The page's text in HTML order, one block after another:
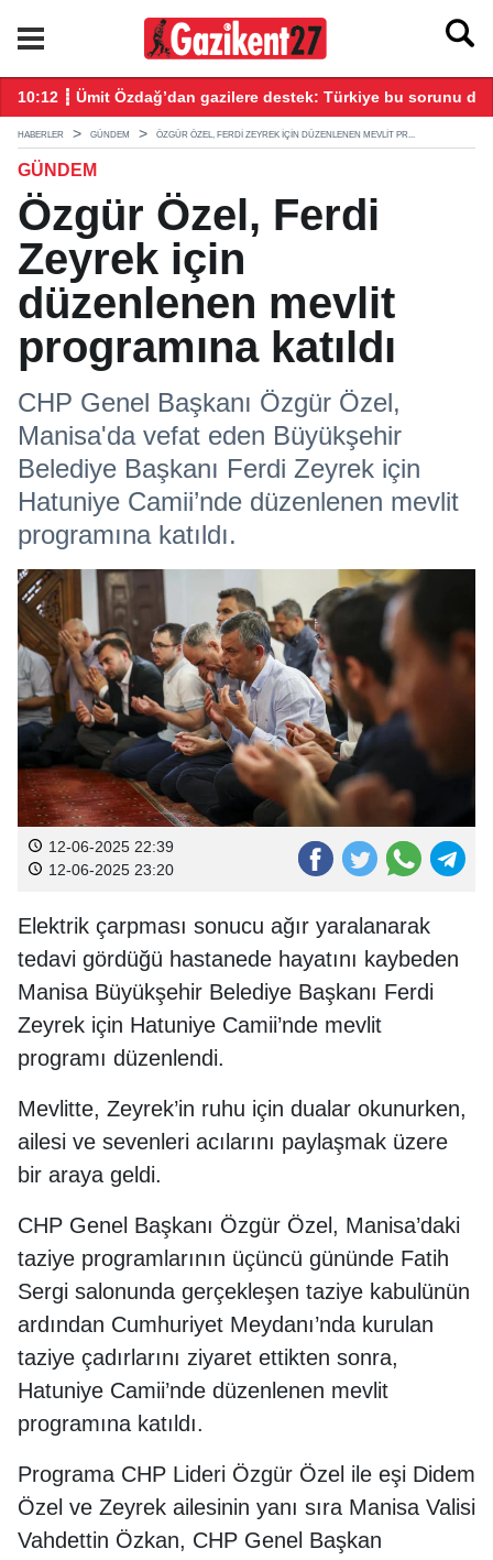
10:12 ┋ Ümit Özdağ’dan gazilere destek: Türkiye bu sorunu
HABERLER GÜNDEM ÖZGÜR ÖZEL, FERDI ZEYREK IÇIN DÜZENLENEN MEVLIT PR...
GÜNDEM
Özgür Özel, Ferdi
Zeyrek için
düzenlenen mevlit
programına katıldı
CHP Genel Başkanı Özgür Özel,
Manisa'da vefat eden Büyükşehir
Belediye Başkanı Ferdi Zeyrek için
Hatuniye Camii’nde düzenlenen mevlit
programına katıldı.
12-06-2025 22:39
12-06-2025 23:20
Elektrik çarpması sonucu ağır yaralanarak
tedavi gördüğü hastanede hayatını kaybeden
Manisa Büyükşehir Belediye Başkanı Ferdi
Zeyrek için Hatuniye Camii’nde mevlit
programı düzenlendi.
Mevlitte, Zeyrek’in ruhu için dualar okunurken,
ailesi ve sevenleri acılarını paylaşmak üzere
bir araya geldi.
CHP Genel Başkanı Özgür Özel, Manisa’daki
taziye programlarının üçüncü gününde Fatih
Sergi salonunda gerçekleşen taziye kabulünün
ardından Cumhuriyet Meydanı’nda kurulan
taziye çadırlarını ziyaret ettikten sonra,
Hatuniye Camii’nde düzenlenen mevlit
programına katıldı.
Programa CHP Lideri Özgür Özel ile eşi Didem
Özel ve Zeyrek ailesinin yanı sıra Manisa Valisi
Vahdettin Özkan, CHP Genel Başkan